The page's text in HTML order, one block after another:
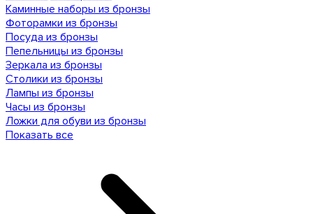
Каминные наборы из бронзы
Фоторамки из бронзы
Посуда из бронзы
Пепельницы из бронзы
Зеркала из бронзы
Столики из бронзы
Лампы из бронзы
Часы из бронзы
Ложки для обуви из бронзы
Показать все